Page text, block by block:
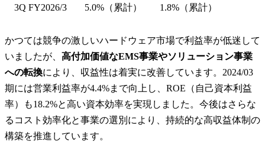
3Q FY2026/3 5.0%（累計） 1.8%（累計）
かつては競争の激しいハードウェア市場で利益率が低迷して
いましたが、 高付加価値なEMS事業やソリューション事業
への転換により、収益性は着実に改善しています。2024/03
期には営業利益率が4.4%まで向上し、ROE（自己資本利益
率）も18.2%と高い資本効率を実現しました。今後はさらな
るコスト効率化と事業の選別により、持続的な高収益体制の
構築を推進しています。